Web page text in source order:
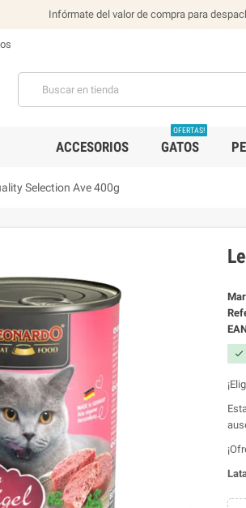
Infórmate del valor de compra para
ACCESORIOS GATOS
OFERTAS!
Selection Ave 400g
check